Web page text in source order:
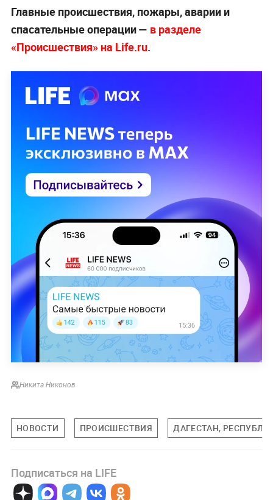
Главные происшествия, пожары, аварии и
спасательные операции — в разделе
«Происшествия» на Life.ru.
Никита Никонов
НОВОСТИ ПРОИСШЕСТВИЯ ДАГЕСТАН,
Подписаться на LIFE